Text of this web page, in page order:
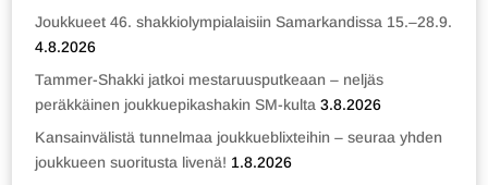
Joukkueet 46. shakkiolympialaisiin Samarkandissa 15.–28.9.
4.8.2026
Tammer-Shakki jatkoi mestaruusputkeaan – neljäs
peräkkäinen joukkuepikashakin SM-kulta 3.8.2026
Kansainvälistä tunnelmaa joukkueblixteihin – seuraa yhden
joukkueen suoritusta livenä! 1.8.2026